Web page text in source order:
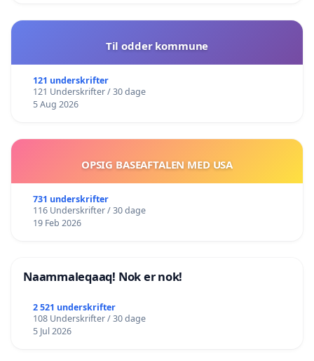
Til odder kommune
121 underskrifter
121 Underskrifter / 30 dage
5 Aug 2026
OPSIG BASEAFTALEN MED USA
731 underskrifter
116 Underskrifter / 30 dage
19 Feb 2026
Naammaleqaaq! Nok er nok!
2 521 underskrifter
108 Underskrifter / 30 dage
5 Jul 2026